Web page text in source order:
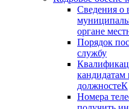
Сведения о
органе
Порядок
службу
кандидатам
должностеК
Номера